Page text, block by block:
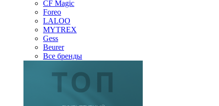
CF Magic
Foreo
LALOO
MYTREX
Gess
Beurer
Все бренды